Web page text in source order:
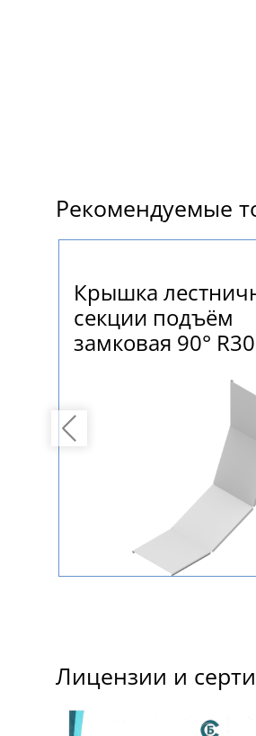
Рекомендуемые
Previous
Крышка
секции подъём
замковая 90°
Лицензии и